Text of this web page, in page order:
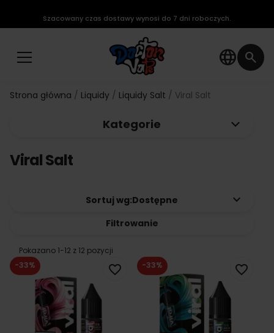
language search
Szacowany czas dostawy wynosi do 7 dni roboczych.
Strona główna Liquidy Liquidy Salt Viral Salt
Kategorie keyboard_arrow_down
Viral Salt
Sortuj wg:Dostępne keyboard_arrow_down
Filtrowanie
Pokazano 1-12 z 12 pozycji
-33% favorite_border -33% favorite_border